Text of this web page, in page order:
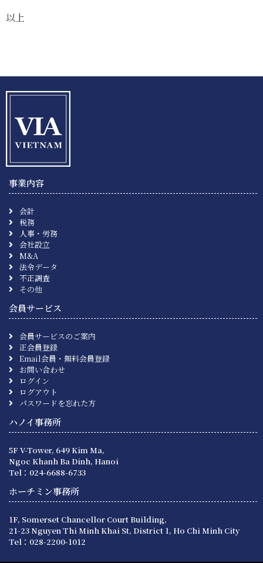
以上
事業内容
会計
税務
人事・労務
会社設立
M&A
法令データ
不正調査
その他
会員サービス
会員サービスのご案内
正会員登録
Email会員・無料会員登録
お問い合わせ
ログイン
ログアウト
パスワードを忘れた方
ハノイ事務所
5F V-Tower, 649 Kim Ma,
Ngoc Khanh Ba Dinh, Hanoi
Tel：024-6688-6733
ホーチミン事務所
1F, Somerset Chancellor Court Building,
21-23 Nguyen Thi Minh Khai St, District 1, Ho Chi Minh City
Tel：028-2200-1012